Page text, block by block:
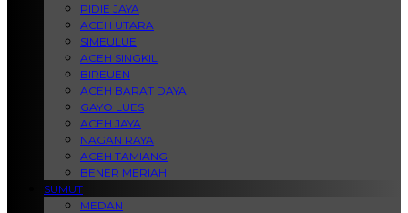
PIDIE JAYA
ACEH UTARA
SIMEULUE
ACEH SINGKIL
BIREUEN
ACEH BARAT DAYA
GAYO LUES
ACEH JAYA
NAGAN RAYA
ACEH TAMIANG
BENER MERIAH
SUMUT
MEDAN